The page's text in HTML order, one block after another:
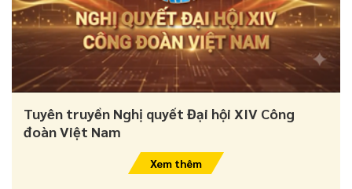
Tuyên truyền Nghị quyết Đại hội XIV Công
đoàn Việt Nam
Xem thêm